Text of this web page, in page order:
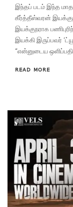
இந்தப் படம் இந்த
கீர்த்தீஸ்வரன்
இயக்குநராக
இயக்கி இருப்பவர்
“என்னுடைய
READ MORE